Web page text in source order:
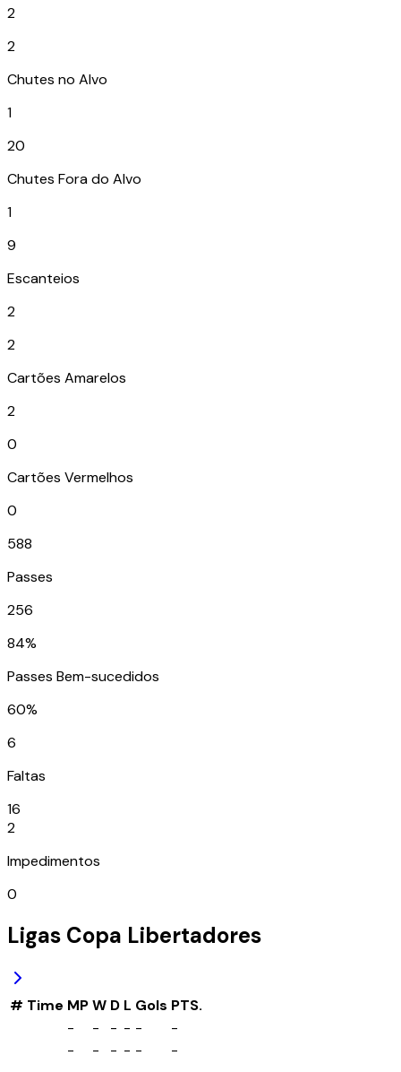
2
2
Chutes no Alvo
1
20
Chutes Fora do Alvo
1
9
Escanteios
2
2
Cartões Amarelos
2
0
Cartões Vermelhos
0
588
Passes
256
84%
Passes Bem-sucedidos
60%
6
Faltas
16
2
Impedimentos
0
Ligas Copa Libertadores
# Time MPW D L Gols PTS.
-
- - - -
-
-
- - - -
-